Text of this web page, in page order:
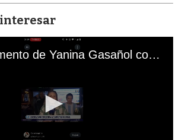
El mal momento de Yanina Gasañol con un hincha argentino en "Subrayado"